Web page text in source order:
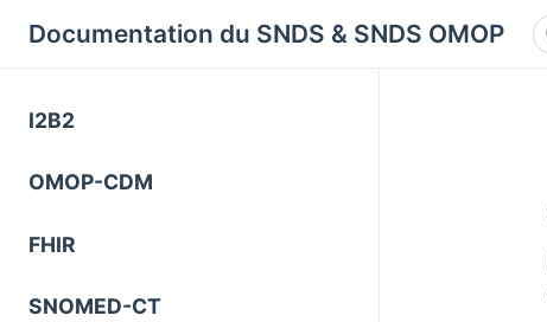
Documentation du SNDS & SNDS OMOP
I2B2
OMOP-CDM
FHIR
SNOMED-CT